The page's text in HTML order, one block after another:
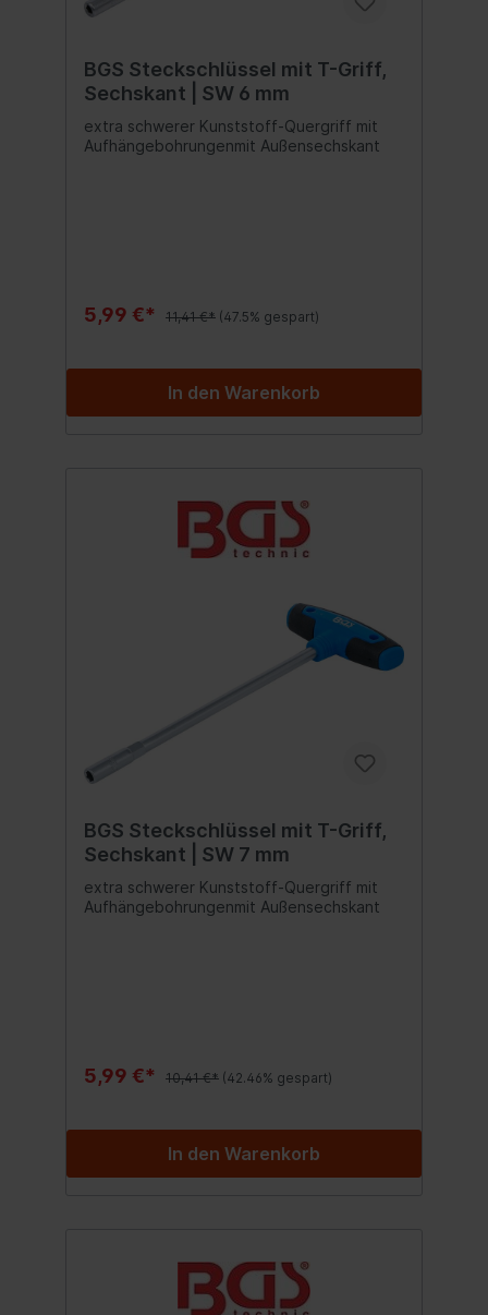
BGS Steckschlüssel mit T-Griff,
Sechskant | SW 6 mm
extra schwerer Kunststoff-Quergriff mit
Aufhängebohrungenmit Außensechskant
5,99 €* 11,41 €* (47.5% gespart)
In den Warenkorb
BGS Steckschlüssel mit T-Griff,
Sechskant | SW 7 mm
extra schwerer Kunststoff-Quergriff mit
Aufhängebohrungenmit Außensechskant
5,99 €* 10,41 €* (42.46% gespart)
In den Warenkorb